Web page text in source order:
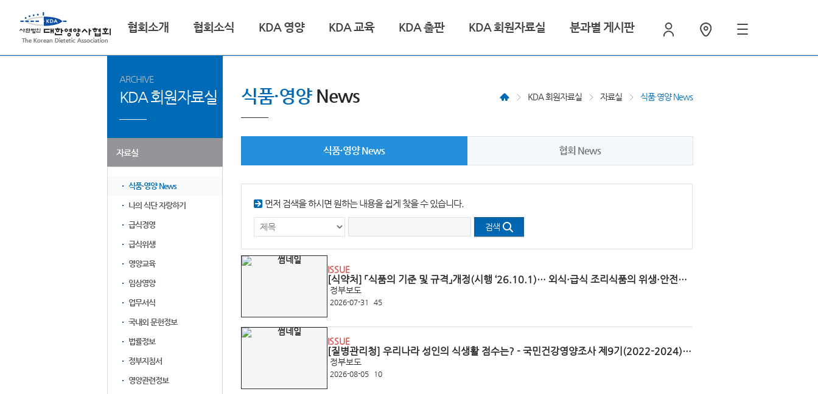
협회소개 협회소식 KDA 영양 KDA 교육 KDA 출판 KDA 회원자료실 분과별 게시판
ARCHIVE
KDA 회원자료실
자료실
식품·영양 News
나의 식단 자랑하기
급식경영
급식위생
영양교육
임상영양
업무서식
국내외 문헌정보
법률정보
정부지침서
영양관련정보
식품·영양News KDA 회원자료실 자료실 식품·영양 News
식품·영양 News 협회 News
먼저 검색을 하시면 원하는 내용을 쉽게 찾을 수 있습니다.
검색
ISSUE
[식약처] 「식품의 기준 및 규격」개정(시행 ‘26.10.1)… 외식·급식 조리식품의 위생·안전관
리 기준 강화
정부보도
2026-07-31 45
ISSUE
[질병관리청] 우리나라 성인의 식생활 점수는? - 국민건강영양조사 제9기(2022-2024)
식생활평가지수 결과 공개 -
정부보도
2026-08-05 10